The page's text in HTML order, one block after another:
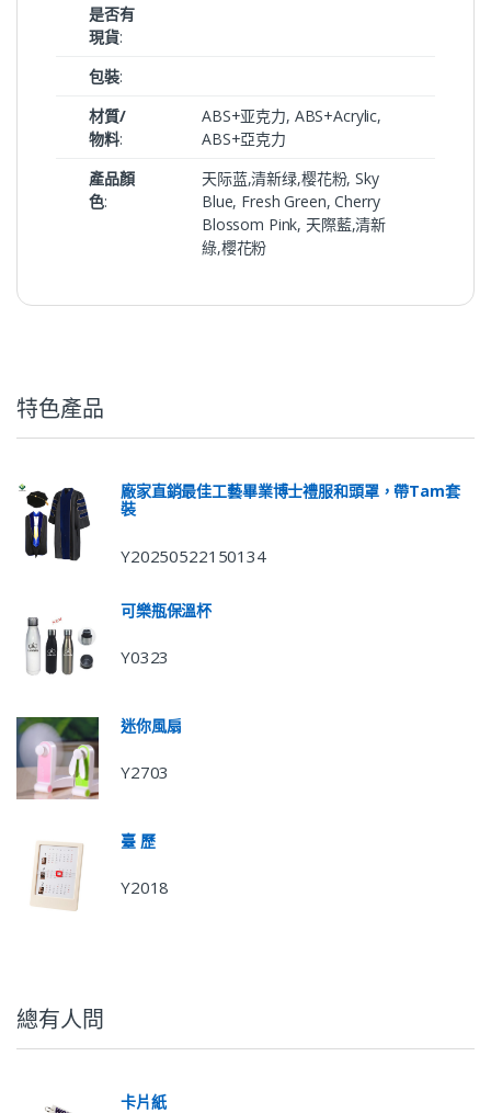
是否有
現貨:
包裝:
材質/
物料:
ABS+亚克力, ABS+Acrylic,
ABS+亞克力
產品顏
色:
天际蓝,清新绿,樱花粉, Sky
Blue, Fresh Green, Cherry
Blossom Pink, 天際藍,清新
綠,櫻花粉
特色產品
廠家直銷最佳工藝畢業博士禮服和頭罩，帶Tam套
裝
Y20250522150134
可樂瓶保溫杯
Y0323
迷你風扇
Y2703
臺 歷
Y2018
總有人問
卡片紙